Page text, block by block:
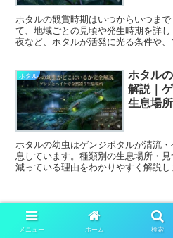
ホタルの観賞時期はいつからいつま
て、地域ごとの見頃や発生時期を詳
夜など、ホタルが活発に光る条件や
ホタル
ホタル
解説｜
生息場所
ホタルの幼虫はゲンジボタルが清流
息しています。種類別の生息場所・
減っている理由をわかりやすく解説し
メニュー ホーム 検索